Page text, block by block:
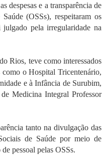
despesas e a transparência de
(OSSs), respeitaram os
pela irregularidade na
Rios, teve como interessados
como o Hospital Tricentenário,
e à Infância de Surubim,
Medicina Integral Professor
tanto na divulgação das
de Saúde por meio de
pessoal pelas OSSs.